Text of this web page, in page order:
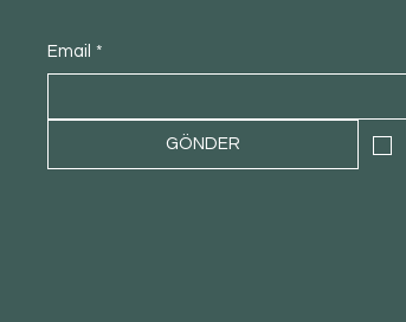
Email *
GÖNDER